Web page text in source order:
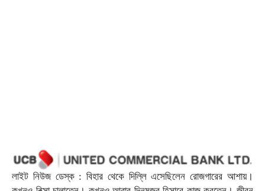
লাইট নিউজ ডেস্ক : বিহার থেকে দিল্লি এসেছিলেন রোজগারের আশায়।